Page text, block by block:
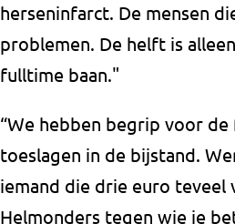
herseninfarct. De mensen
problemen. De helft is
fulltime baan."
“We hebben begrip voor
toeslagen in de bijstand.
iemand die drie euro teveel
Helmonders tegen wie je